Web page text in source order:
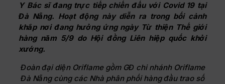
Y Bác sĩ đang trực tiếp chiến đấu với Covid 19 tại
Đà Nẵng. Hoạt động này diễn ra trong bối cảnh
khắp nơi đang hưởng ứng ngày Từ thiện Thế giới
hàng năm 5/9 do Hội đồng Liên hiệp quốc khởi
xướng.
Đoàn đại diện Oriflame gồm GĐ chi nhánh Oriflame
Đà Nẵng cùng các Nhà phân phối hàng đầu trao số